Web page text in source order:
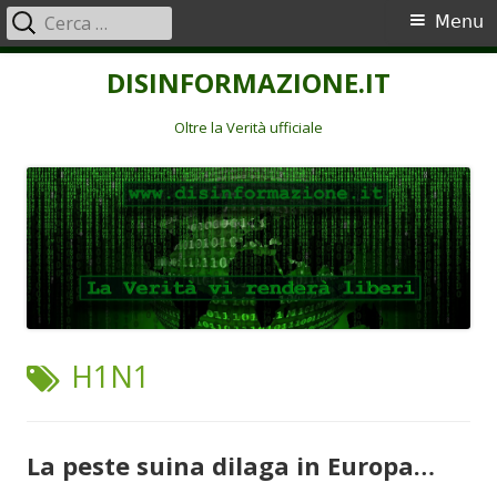
DISINFORMAZIONE.IT
Oltre la Verità ufficiale
Menu
principale
Menu
Ricerca
per:
TAG:
H1N1
La peste suina dilaga in Europa…